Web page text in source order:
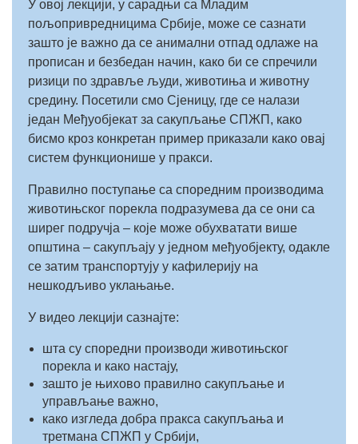
У овој лекцији, у сарадњи са Младим
пољопривредницима Србије, може се сазнати
зашто је важно да се анимални отпад одлаже на
прописан и безбедан начин, како би се спречили
ризици по здравље људи, животиња и животну
средину. Посетили смо Сјеницу, где се налази
један Међуобјекат за сакупљање СПЖП, како
бисмо кроз конкретан пример приказали како овај
систем функционише у пракси.
Правилно поступање са споредним производима
животињског порекла подразумева да се они са
ширег подручја – које може обухватати више
општина – сакупљају у једном међуобјекту, одакле
се затим транспортују у кафилерију на
нешкодљиво уклањање.
У видео лекцији сазнајте:
шта су споредни производи животињског
порекла и како настају,
зашто је њихово правилно сакупљање и
управљање важно,
како изгледа добра пракса сакупљања и
третмана СПЖП у Србији,